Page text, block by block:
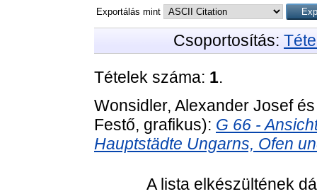
Exportálás mint
Csoportosítás:
Tételek száma: 1.
Wonsidler, Alexander Josef
Festő, grafikus): G 66 -
Hauptstädte Ungarns, Ofen
A lista elkészültének